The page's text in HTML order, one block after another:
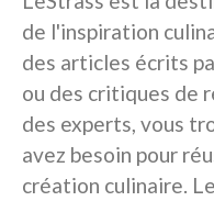
de l'inspiration
des articles écrits
ou des critiques de
des experts, vous
avez besoin pour
création culinaire.